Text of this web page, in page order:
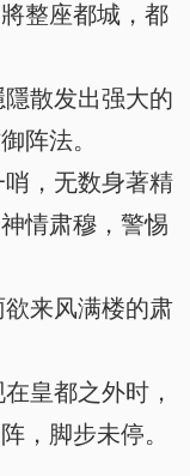
整座都城，都
散发出强大的
阵法。
，无数身著精
情肃穆，警惕
来风满楼的肃
皇都之外时，
，脚步未停。